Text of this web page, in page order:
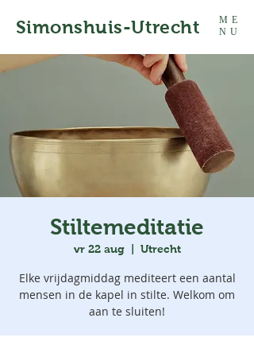
ME
NU
Simonshuis-Utrecht
Stiltemeditatie
vr 22 aug
  |
Utrecht
Elke vrijdagmiddag mediteert een aantal
mensen in de kapel in stilte. Welkom om
aan te sluiten!